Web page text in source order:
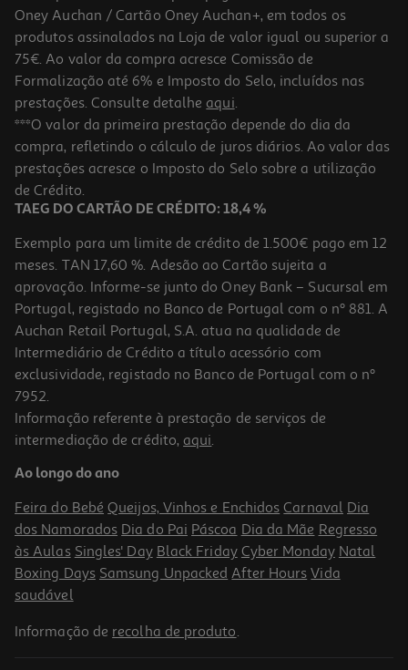
Oney Auchan / Cartão Oney Auchan+, em todos os
produtos assinalados na Loja de valor igual ou superior a
75€. Ao valor da compra acresce Comissão de
Formalização até 6% e Imposto do Selo, incluídos nas
prestações. Consulte detalhe aqui.
***O valor da primeira prestação depende do dia da
compra, refletindo o cálculo de juros diários. Ao valor das
prestações acresce o Imposto do Selo sobre a utilização
de Crédito.
TAEG DO CARTÃO DE CRÉDITO: 18,4 %
Exemplo para um limite de crédito de 1.500€ pago em 12
meses. TAN 17,60 %. Adesão ao Cartão sujeita a
aprovação. Informe-se junto do Oney Bank – Sucursal em
Portugal, registado no Banco de Portugal com o nº 881. A
Auchan Retail Portugal, S.A. atua na qualidade de
Intermediário de Crédito a título acessório com
exclusividade, registado no Banco de Portugal com o nº
7952.
Informação referente à prestação de serviços de
intermediação de crédito, aqui.
Ao longo do ano
Feira do Bebé Queijos, Vinhos e Enchidos Carnaval Dia
dos Namorados Dia do Pai Páscoa Dia da Mãe Regresso
às Aulas Singles' Day Black Friday Cyber Monday Natal
Boxing Days Samsung Unpacked After Hours Vida
saudável
Informação de recolha de produto.